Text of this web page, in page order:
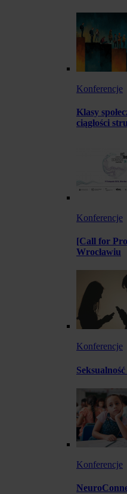
Konferencje
Klasy
ciągłości
Konferencje
[Call for
Wrocławiu
Konferencje
Konferencje